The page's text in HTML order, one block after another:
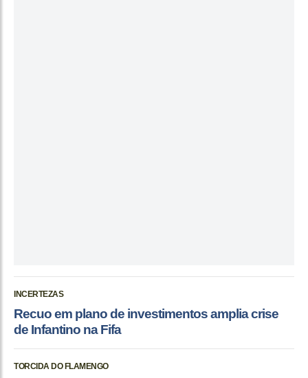
INCERTEZAS
Recuo em plano de investimentos amplia crise
de Infantino na Fifa
TORCIDA DO FLAMENGO